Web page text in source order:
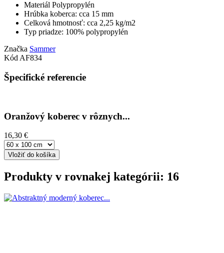
Materiál Polypropylén
Hrúbka koberca: cca 15 mm
Celková hmotnosť: cca 2,25 kg/m2
Typ priadze: 100% polypropylén
Značka Sammer
KódAF834
Špecifické referencie
Oranžový koberec v rôznych...
16,30 €
Vložiť do košíka
Produkty v rovnakej kategórii: 16